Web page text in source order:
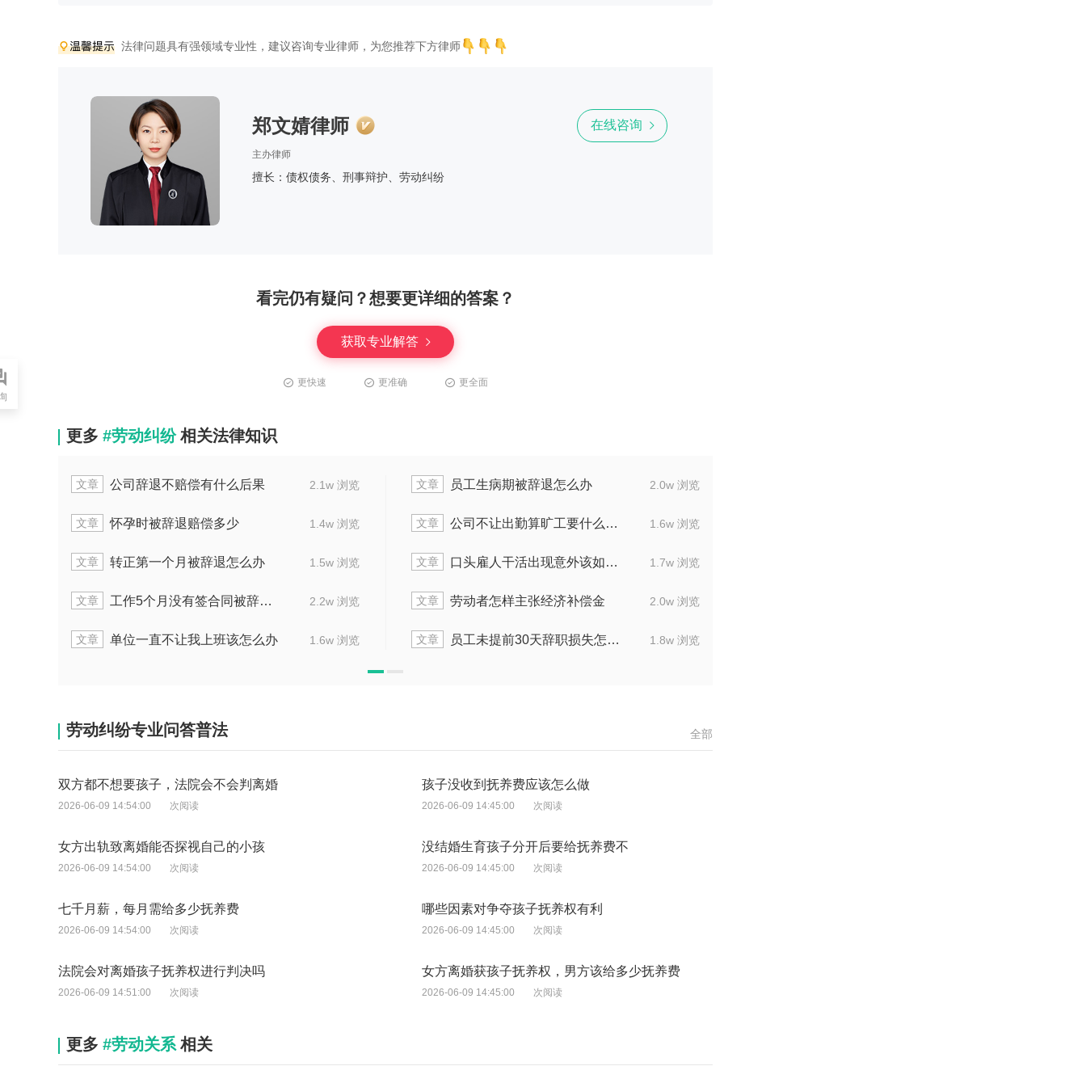
法律问题具有强领域专业性，建议咨询专业律师，为您推荐下方律师
郑文婧律师
主办律师
擅长：债权债务、刑事辩护、劳动纠纷
在线咨询
看完仍有疑问？想要更详细的答案？
获取专业解答
更快速 更准确 更全面
更多 #劳动纠纷 相关法律知识
2.0w 浏览
期被辞退怎么办
1.6w 浏览
出勤算旷工要什么证据
1.7w 浏览
干活出现意外该如何赔偿
2.0w 浏览
怎样主张经济补偿金
1.8w 浏览
前30天辞职损失怎么算
1.4w 浏览
文章 辞退十年员工怎样处理 文章 口头辞职交接完公司不让走怎么办
1.6w 浏览
工厂干半年被辞退怎么赔偿 文章 公司强制性裁员怎样赔偿
1.7w 浏览
文章 单位开除员工解除合同怎样处理 文章 公司突然解聘员工赔偿标准多少
1.7w 浏览
文章 公司辞退员工赔偿顺序是什么 文章 公司辞退刚转正员工怎样赔偿
1.5w 浏览
文章 工作做得不好被辞退怎么办 文章 劳动法工作半年被辞退有赔偿吗
劳动纠纷专业问答普法 全部
双方都不想要孩子，法院会不会判离婚
2026-06-09 14:54:00 次阅读
女方出轨致离婚能否探视自己的小孩
2026-06-09 14:54:00 次阅读
七千月薪，每月需给多少抚养费
2026-06-09 14:54:00 次阅读
法院会对离婚孩子抚养权进行判决吗
2026-06-09 14:51:00 次阅读
孩子没收到抚养费应该怎么做
2026-06-09 14:45:00 次阅读
没结婚生育孩子分开后要给抚养费不
2026-06-09 14:45:00 次阅读
哪些因素对争夺孩子抚养权有利
2026-06-09 14:45:00 次阅读
女方离婚获孩子抚养权，男方该给多少抚养费
2026-06-09 14:45:00 次阅读
更多 #劳动关系 相关